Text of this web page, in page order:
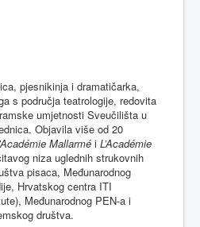
pjesnikinja i dramatičarka,
s područja teatrologije, redovita
umjetnosti Sveučilišta u
Objavila više od 20
Mallarmé i L’Académie
niza uglednih strukovnih
pisaca, Međunarodnog
Hrvatskog centra ITI
Međunarodnog PEN-a i
društva.